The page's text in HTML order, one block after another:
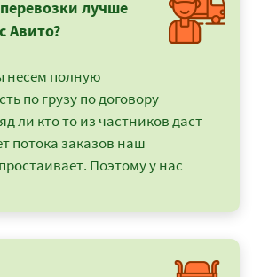
лучше
Авито?
несем полную
по грузу по договору
ли кто то из частников даст
потока заказов наш
Поэтому у нас